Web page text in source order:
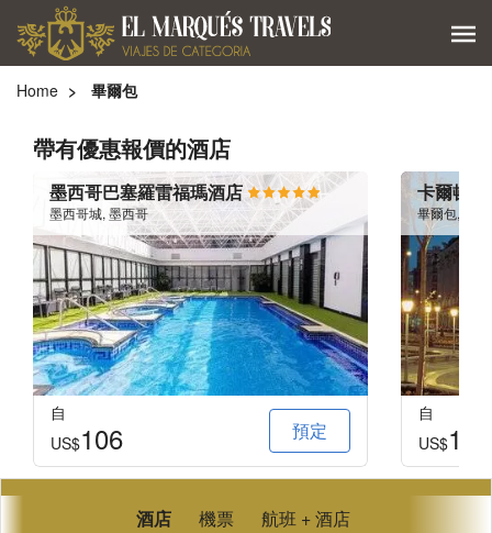
Home 畢爾包
帶有優惠報價的酒店
墨西哥巴塞羅雷福瑪酒店
墨西哥城, 墨西哥
自
US$106 預定
卡爾頓
畢爾包, 西
自
US$183
酒店 機票 航班 + 酒店